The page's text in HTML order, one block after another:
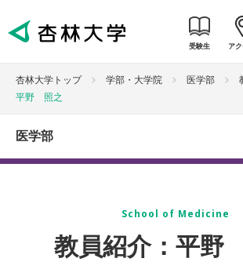
受験生 ア
杏林大学トップ 学部・大学院 医学部
平野 照之
医学部
School of Medicine
教員紹介：平野